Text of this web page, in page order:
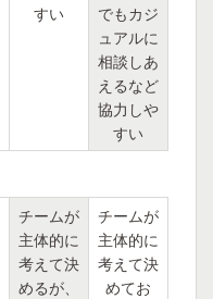
すい
でもカジ
ュアルに
相談しあ
えるなど
協力しや
すい
チームが
主体的に
考えて決
めるが、
チームが
主体的に
考えて決
めてお